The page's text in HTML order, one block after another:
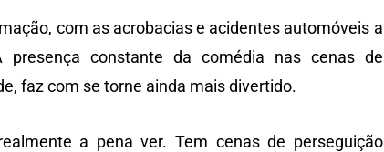
com as acrobacias e acidentes automóveis a
constante da comédia nas cenas de
faz com se torne ainda mais divertido.
a pena ver. Tem cenas de perseguição